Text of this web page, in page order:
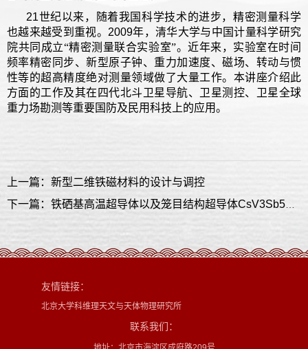
21世纪以来，随着我国科学技术的进步，精密测量科学
也越来越受到重视。 2009年，清华大学与中国计量科学研究
院共同成立“精密测量联合实验室”。近年来，实验室在时间
频率精密同步、新型原子钟、重力加速度、磁场、转动与惯
性等的超高精度绝对测量领域做了大量工作。本讲座介绍此
方面的工作及其在四代北斗卫星导航、卫星测控、卫星全球
重力场勘测等重要国防及民用科技上的应用。
上一篇：新型二维铁磁材料的设计与调控
友情链接：
北京大学科维理天文与天体物理研究所
联系我们：